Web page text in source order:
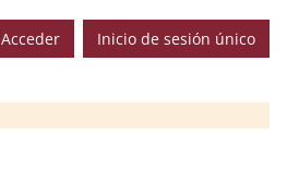
Acceder Inicio de sesión único